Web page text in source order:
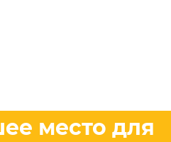
место для